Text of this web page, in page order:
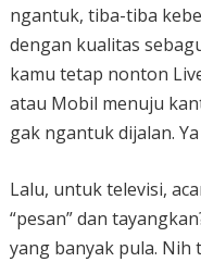
ngantuk, tiba-tiba
dengan kualitas
kamu tetap nonton
atau Mobil menuju
gak ngantuk dijalan.
Lalu, untuk televisi,
“pesan” dan
yang banyak pula. Nih